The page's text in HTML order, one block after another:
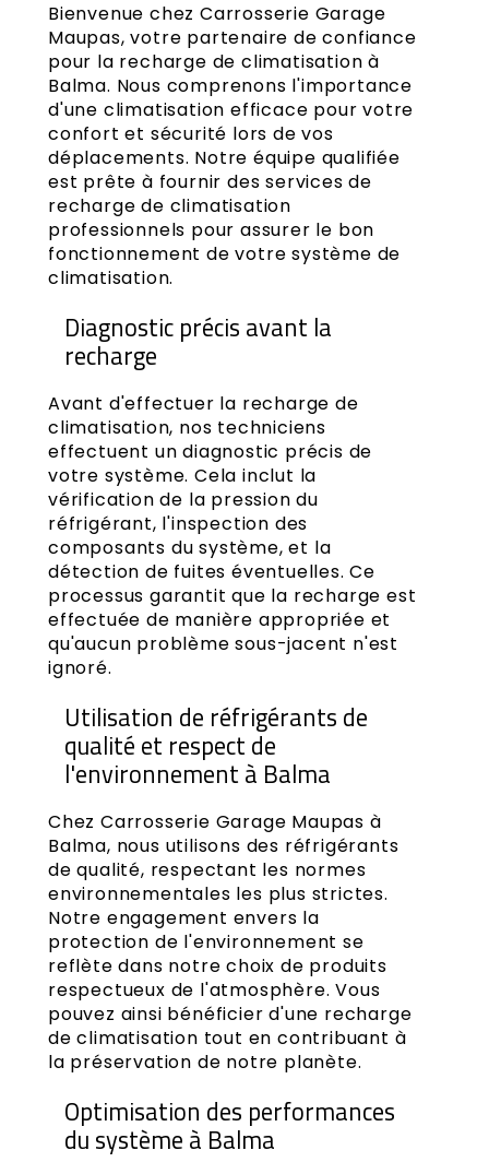
Bienvenue chez Carrosserie Garage
Maupas, votre partenaire de confiance
pour la recharge de climatisation à
Balma. Nous comprenons l'importance
d'une climatisation efficace pour votre
confort et sécurité lors de vos
déplacements. Notre équipe qualifiée
est prête à fournir des services de
recharge de climatisation
professionnels pour assurer le bon
fonctionnement de votre système de
climatisation.
Diagnostic précis avant la
recharge
Avant d'effectuer la recharge de
climatisation, nos techniciens
effectuent un diagnostic précis de
votre système. Cela inclut la
vérification de la pression du
réfrigérant, l'inspection des
composants du système, et la
détection de fuites éventuelles. Ce
processus garantit que la recharge est
effectuée de manière appropriée et
qu'aucun problème sous-jacent n'est
ignoré.
Utilisation de réfrigérants de
qualité et respect de
l'environnement à Balma
Chez Carrosserie Garage Maupas à
Balma, nous utilisons des réfrigérants
de qualité, respectant les normes
environnementales les plus strictes.
Notre engagement envers la
protection de l'environnement se
reflète dans notre choix de produits
respectueux de l'atmosphère. Vous
pouvez ainsi bénéficier d'une recharge
de climatisation tout en contribuant à
la préservation de notre planète.
Optimisation des performances
du système à Balma